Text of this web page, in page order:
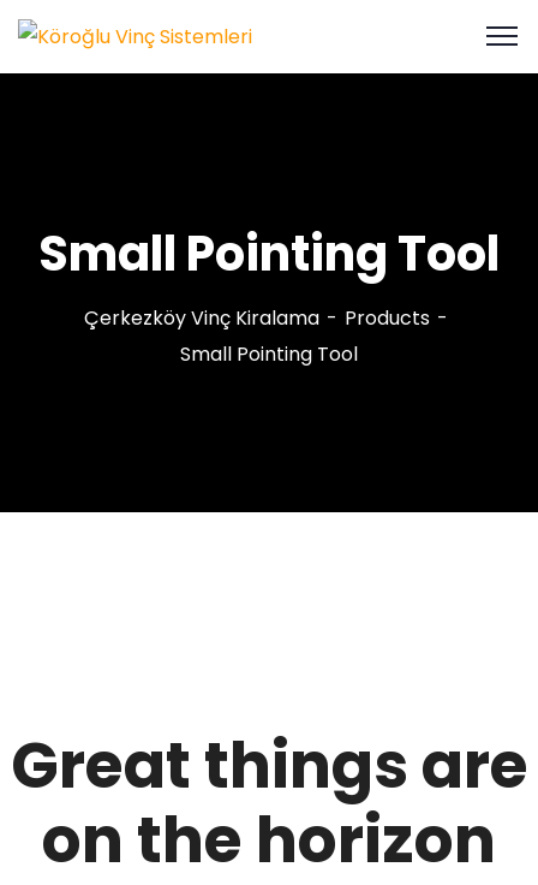
Small Pointing Tool
Çerkezköy Vinç Kiralama
Products
Small Pointing Tool
Great things are
on the horizon